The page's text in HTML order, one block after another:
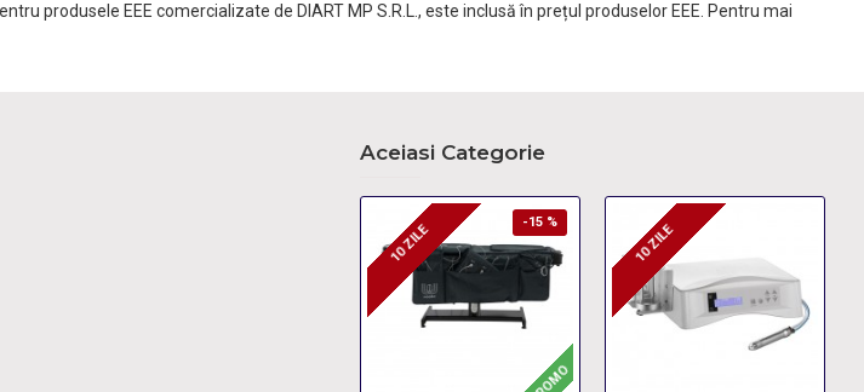
produsele EEE comercializate de DIART MP S.R.L., este inclusă în prețul produselor EEE. Pentru mai
Aceiasi Categorie
-15 %
10 ZILE
10 ZILE 10 ZILE
10 ZILE